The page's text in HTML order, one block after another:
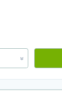
»